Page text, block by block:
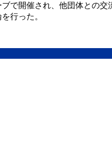
で開催され、他団体との
行った。